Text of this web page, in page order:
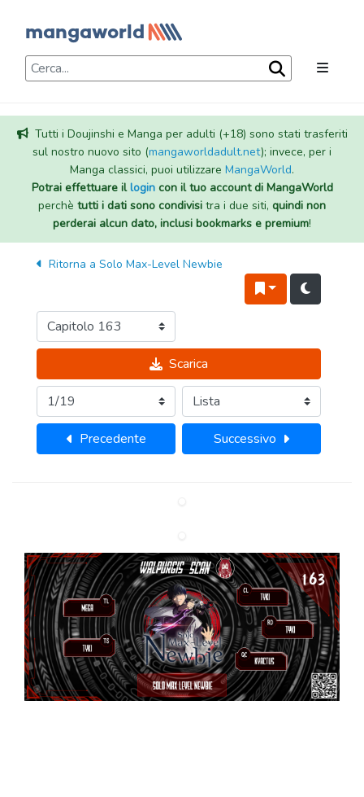
Tutti i Doujinshi e Manga per adulti (+18) sono stati trasferiti
sul nostro nuovo sito (mangaworldadult.net); invece, per i
Manga classici, puoi utilizzare MangaWorld.
Potrai effettuare illogincon il tuo account di MangaWorld
perchè tutti i dati sono condivisi tra i due siti, quindi non
perderai alcun dato, inclusi bookmarks e premium!
Ritorna a Solo Max-Level Newbie
Scarica
Precedente Successivo